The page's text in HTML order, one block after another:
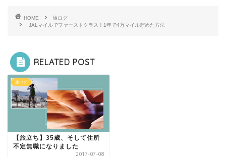
HOME
旅ログ
JALマイルでファーストクラス！1年で4万マイル貯めた方法
RELATED POST
旅ログ
【旅立ち】35歳、そして住所
不定無職になりました
2017-07-08